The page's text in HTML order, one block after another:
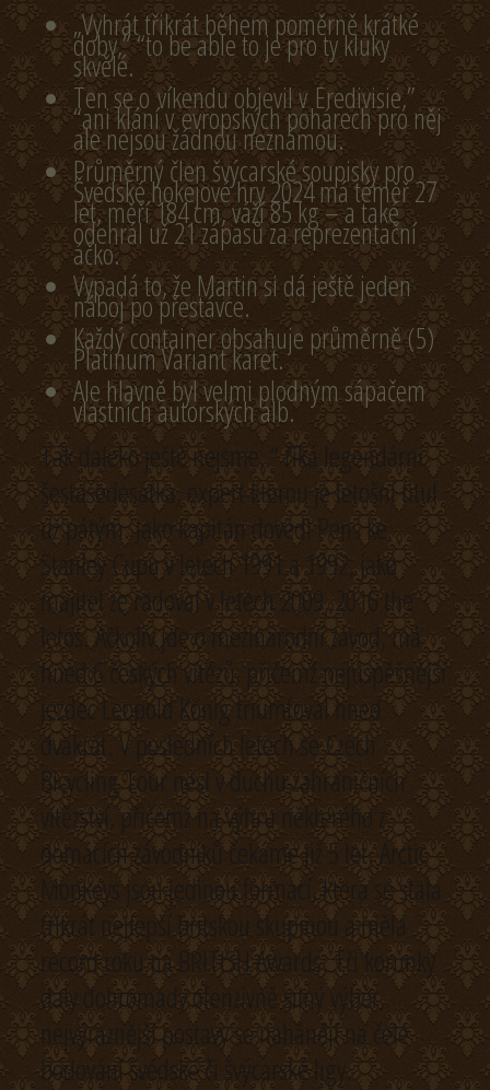
„Vyhrát třikrát během poměrně krátké
doby,” “to be able to je pro ty kluky
skvělé.
Ten se o víkendu objevil v Eredivisie,”
“ani klání v evropských pohárech pro něj
ale nejsou žádnou neznámou.
Průměrný člen švýcarské soupisky pro
Švédské hokejové hry 2024 má téměř 27
let, měří 184 cm, váží 85 kg – a také
odehrál už 21 zápasů za reprezentační
áčko.
Vypadá to, že Martin si dá ještě jeden
náboj po přestávce.
Každý container obsahuje průměrně (5)
Platinum Variant karet.
Ale hlavně byl velmi plodným sápačem
vlastních autorských alb.
Tak daleko ještě nejsme, “ říká legendární
šestašedesátka, expert kterou je letošní titul
už pátým. Jako kapitán dovedl Pens ke
Stanley Cupu v letech 1991 a 1992, jako
majitel ze radoval v letech 2009, 2016 the
letos. Ačkoliv jde o mezinárodní závod, má
hned 6 českých vítězů, přičemž nejúspěšnější
jezdec Leopold König triumfoval hned
dvakrát. V posledních letech se Czech
Bicycling Tour nesl v duchu zahraničních
vítězství, přičemž na výhru některého z
domácích závodníků čekáme již 5 let. Arctic
Monkeys jsou jedinou formací, která se stala
třikrát nejlepší britskou skupinou a měla
record roku na BRITISH Awards. Tři korunky
daly dohromady ofenzivně silný výběr,
nejvýraznější postavy se nahánějí na čele
bodování švédské či švýcarské ligy.